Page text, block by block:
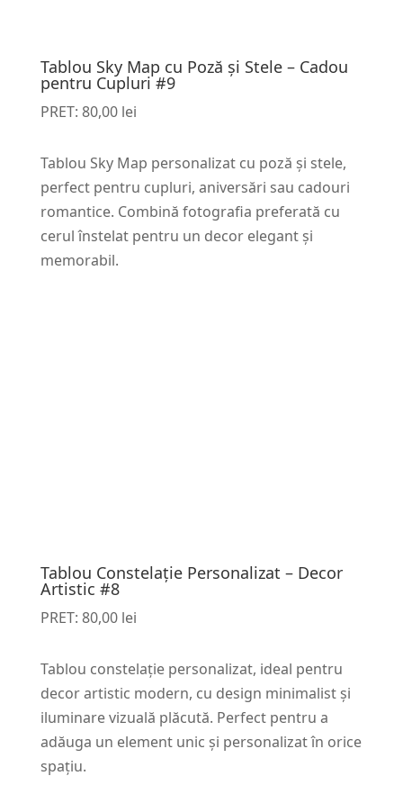
Tablou Sky Map cu Poză și Stele – Cadou
pentru Cupluri #9
PRET: 80,00 lei
Tablou Sky Map personalizat cu poză și stele,
perfect pentru cupluri, aniversări sau cadouri
romantice. Combină fotografia preferată cu
cerul înstelat pentru un decor elegant și
memorabil.
Tablou Constelație Personalizat – Decor
Artistic #8
PRET: 80,00 lei
Tablou constelație personalizat, ideal pentru
decor artistic modern, cu design minimalist și
iluminare vizuală plăcută. Perfect pentru a
adăuga un element unic și personalizat în orice
spațiu.